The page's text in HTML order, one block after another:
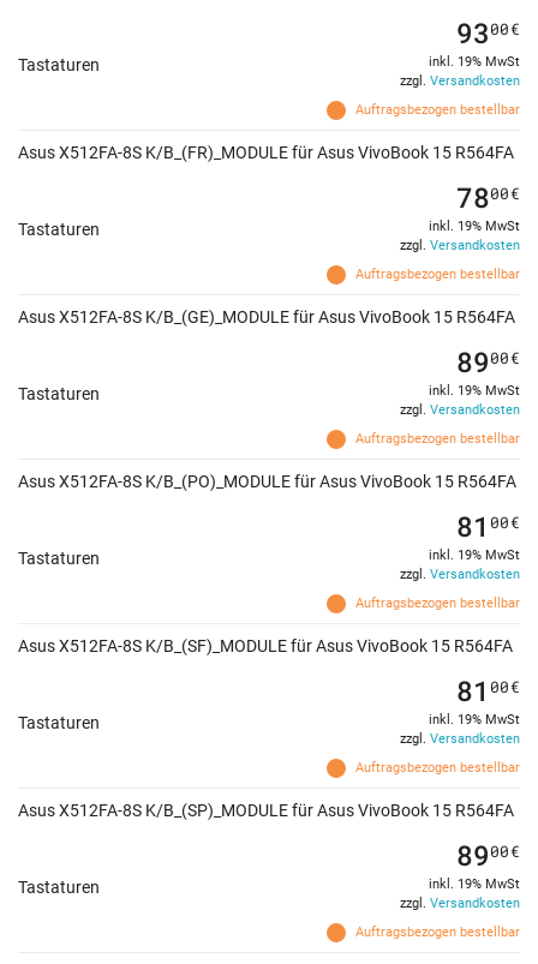
Tastaturen
Auftragsbezogen bestellbar
9300€
inkl. 19% MwSt
zzgl. Versandkosten
Asus X512FA-8S K/B_(FR)_MODULE für Asus VivoBook 15 R564FA
Tastaturen
Auftragsbezogen bestellbar
7800€
inkl. 19% MwSt
zzgl. Versandkosten
Asus X512FA-8S K/B_(GE)_MODULE für Asus VivoBook 15 R564FA
Tastaturen
Auftragsbezogen bestellbar
8900€
inkl. 19% MwSt
zzgl. Versandkosten
Asus X512FA-8S K/B_(PO)_MODULE für Asus VivoBook 15 R564FA
Tastaturen
Auftragsbezogen bestellbar
81 00€
inkl. 19% MwSt
zzgl. Versandkosten
Asus X512FA-8S K/B_(SF)_MODULE für Asus VivoBook 15 R564FA
Tastaturen
Auftragsbezogen bestellbar
81 00€
inkl. 19% MwSt
zzgl. Versandkosten
Asus X512FA-8S K/B_(SP)_MODULE für Asus VivoBook 15 R564FA
Tastaturen
Auftragsbezogen bestellbar
8900€
inkl. 19% MwSt
zzgl. Versandkosten